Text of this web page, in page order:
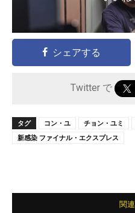
シェアする
Twitter で
タグ コン・ユ チョン・ユミ
新感染 ファイナル・エクスプレス
関